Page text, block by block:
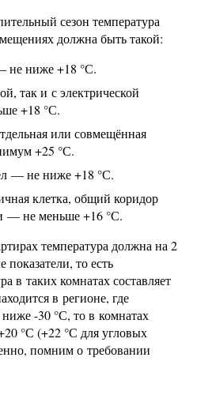
сезон температура
должна быть такой:
ниже +18 °С.
так и с электрической
+18 °С.
или совмещённая
+25 °С.
— не ниже +18 °С.
клетка, общий коридор
— не меньше +16 °С.
температура должна на 2
то есть
в таких комнатах составляет
в регионе, где
ниже -30 °С, то в комнатах
°С (+22 °С для угловых
помним о требовании